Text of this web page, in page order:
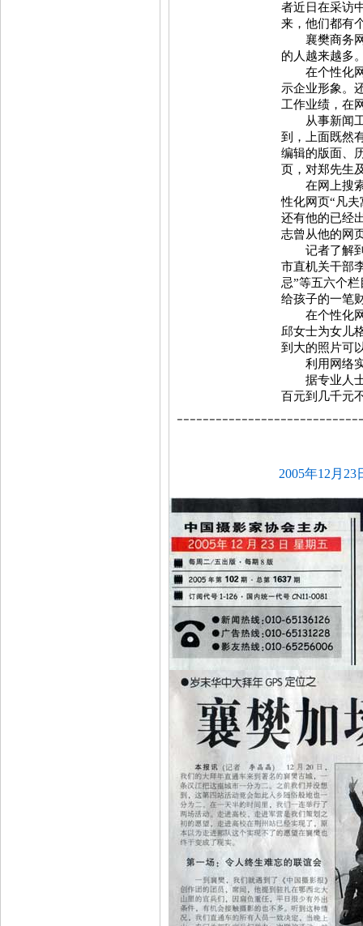
者近日在采访
来，他们都有
襄樊商务网
的人越来越多
在个性化网
示企业形象。
工作业绩，在
从事新闻工
到，上面既然
编辑的版面、
页，对郑先生
在网上搜索“
性化网页“凡
还有他的已经
志曾从他的网
记者了解到
市直机关干部
忌”等五六个
给孩子的一笔
在个性化网
邱女士为女儿
到大的照片可
利用网络实
据专业人士
百元到几千元
2005年12月